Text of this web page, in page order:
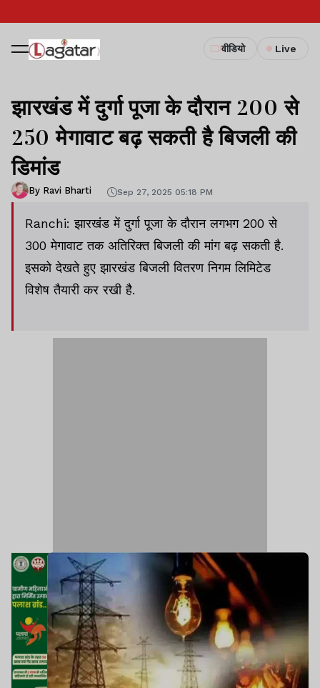
वीडियो Live
झारखंड में दुर्गा पूजा के दौरान 200 से
250 मेगावाट बढ़ सकती है बिजली की
डिमांड
By Ravi Bharti Sep 27, 2025 05:18 PM
Ranchi: झारखंड में दुर्गा पूजा के दौरान लगभग 200 से
300 मेगावाट तक अतिरिक्त बिजली की मांग बढ़ सकती है.
इसको देखते हुए झारखंड बिजली वितरण निगम लिमिटेड
विशेष तैयारी कर रखी है.